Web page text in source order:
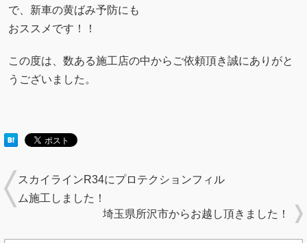
で、新車の黄ばみ予防にも
おススメです！！
この度は、数ある施工店の中からご依頼頂き誠にありがと
うございました。
スカイラインR34にプロテクションフィル
ム施工しました！
埼玉県所沢市からお越し頂きました！